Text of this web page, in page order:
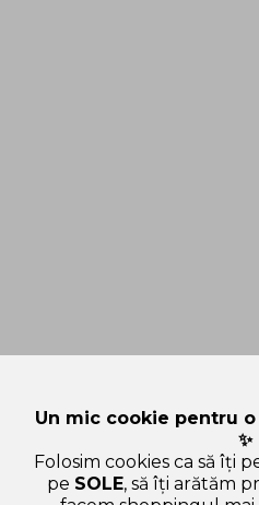
Un mic cookie pentru
✨
Folosim cookies ca să îți
pe SOLE, să îți arătăm